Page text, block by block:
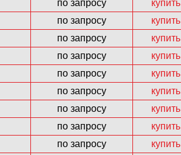
по запросу
купить
по запросу
купить
по запросу
купить
по запросу
купить
по запросу
купить
по запросу
купить
по запросу
купить
по запросу
купить
по запросу
купить